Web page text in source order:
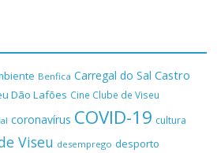
Benfica Carregal do Sal Castro
Dão Lafões Cine Clube de Viseu
coronavírus COVID-19 cultura
Viseu desemprego desporto